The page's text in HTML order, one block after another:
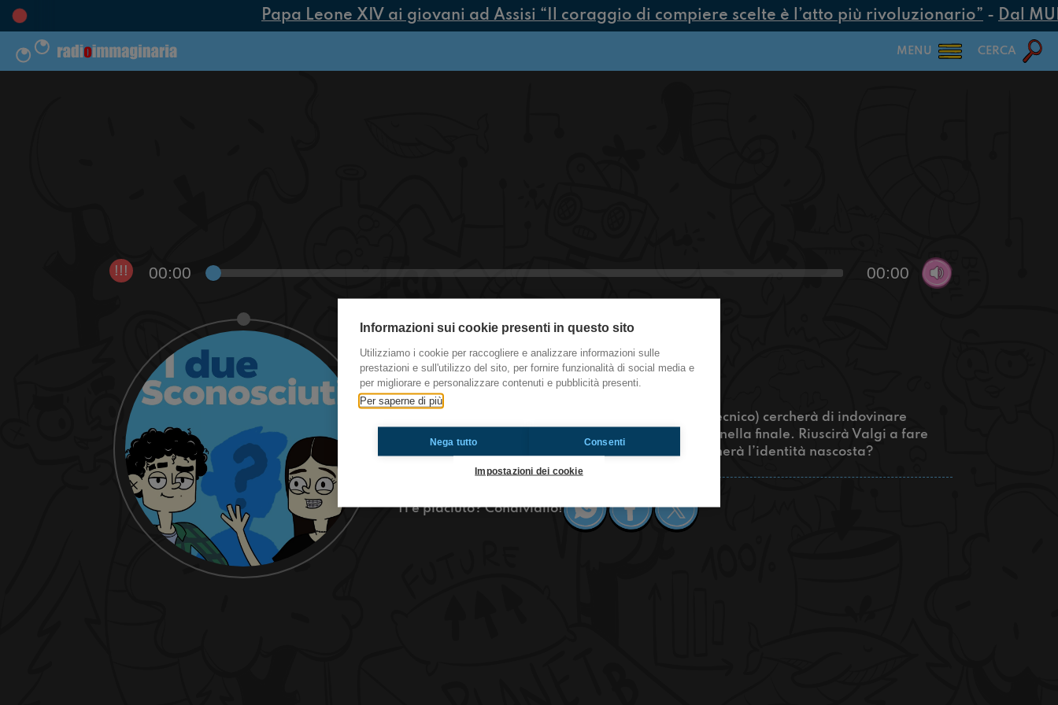
Papa Leone XIV ai giovani ad Assisi “Il coraggio di compiere scelte è l’atto più rivoluzionario”-Dal
MENU CERCA
!!! 00:00 00:00
#Ignotone Ep. 4
Ignotone Ep. 4
Nella quarta puntata Valgi (che è anche il nostro tecnico) cercherà di indovinare
l’identità del L’IGNOTONE per garantirsi un posto nella finale. Riuscirà Valgi a fare
tecnico e concorrente nella stessa puntata? Indovinerà l’identità nascosta?
Ti è piaciuto? Condividilo!
Informazioni sui cookie presenti in questo sito
Utilizziamo i cookie per raccogliere e analizzare informazioni sulle
prestazioni e sull'utilizzo del sito, per fornire funzionalità di social media e
per migliorare e personalizzare contenuti e pubblicità presenti.
Per saperne di più
Nega tutto Consenti
Impostazioni dei cookie